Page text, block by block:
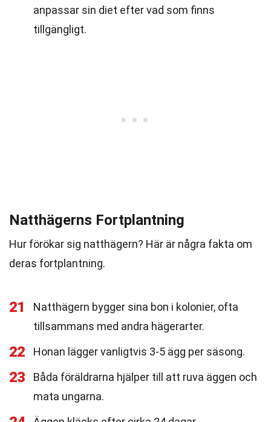
anpassar sin diet efter vad som finns
tillgängligt.
Natthägerns Fortplantning
Hur förökar sig natthägern? Här är några fakta om
deras fortplantning.
21
Natthägern bygger sina bon i kolonier, ofta
tillsammans med andra hägerarter.
22 Honan lägger vanligtvis 3-5 ägg per säsong.
23
Båda föräldrarna hjälper till att ruva äggen och
mata ungarna.